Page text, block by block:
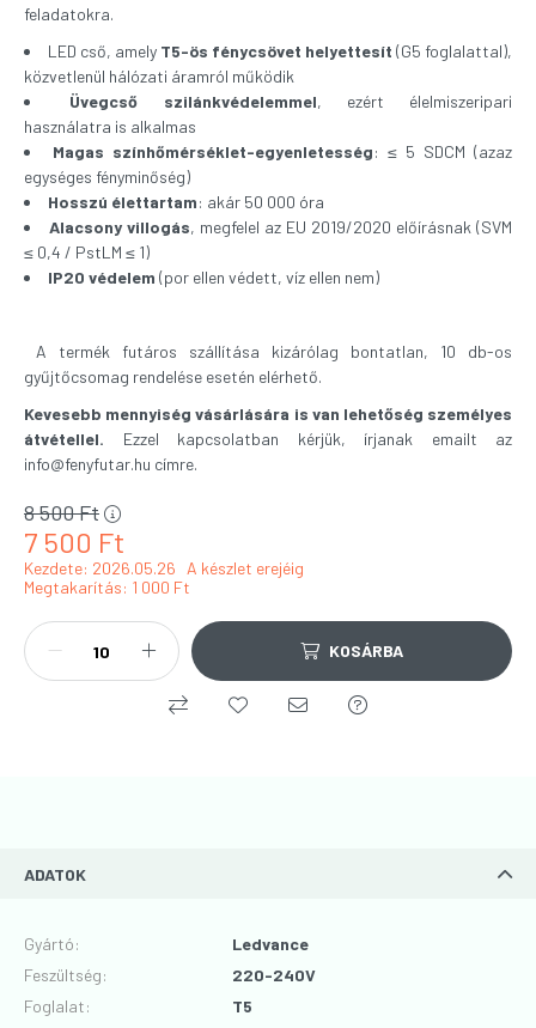
feladatokra.
LED cső, amely T5-ös fénycsövet helyettesít (G5 foglalattal),
közvetlenül hálózati áramról működik
Üvegcső szilánkvédelemmel, ezért élelmiszeripari
használatra is alkalmas
Magas színhőmérséklet-egyenletesség: ≤ 5 SDCM (azaz
egységes fényminőség)
Hosszú élettartam: akár 50 000 óra
Alacsony villogás, megfelel az EU 2019/2020 előírásnak (SVM
≤ 0,4 / PstLM ≤ 1)
IP20 védelem (por ellen védett, víz ellen nem)
️ A termék futáros szállítása kizárólag bontatlan, 10 db-os
gyűjtőcsomag rendelése esetén elérhető.
Kevesebb mennyiség vásárlására is van lehetőség személyes
átvétellel. Ezzel kapcsolatban kérjük, írjanak emailt az
info@fenyfutar.hu címre.
7 500 Ft
8 500Ft
Kezdete: 2026.05.26
A készlet erejéig
Megtakarítás 1 000 Ft
KOSÁRBA
ADATOK
Gyártó:
Ledvance
Feszültség:
220-240V
Foglalat:
T5